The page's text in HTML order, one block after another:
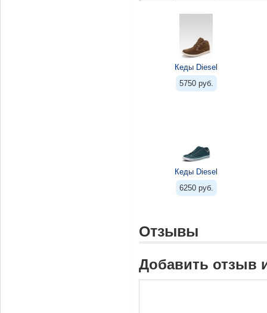
Кеды Diesel
5750 руб.
Кеды Diesel
6250 руб.
Отзывы
Добавить отзыв